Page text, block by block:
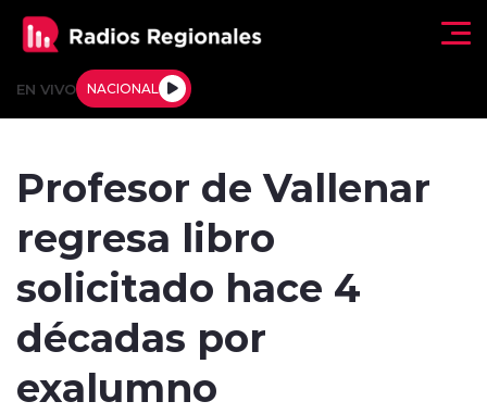
EN VIVO NACIONAL
Tendencias
Deportes
Internacional
Profesor de Vallenar
regresa libro
solicitado hace 4
décadas por
exalumno